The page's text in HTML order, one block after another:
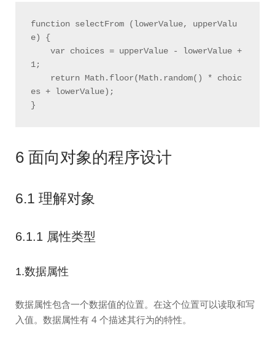
function selectFrom (lowerValue, upperValu
e) {
1;
es + lowerValue);
6 面向对象的程序设计
6.1 理解对象
6.1.1 属性类型
1.数据属性
数据属性包含一个数据值的位置。在这个位置可以读取和写
入值。数据属性有 4 个描述其行为的特性。